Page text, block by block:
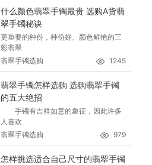
什么颜色翡翠手镯最贵 选购A货翡
翠手镯秘诀
更重要的种份，种份好、颜色鲜艳的三
彩翡翠
翡翠手镯选购
1245
翡翠手镯怎样选购 选购翡翠手镯
的五大绝招
手镯有吉祥如意的象征，因此许多
人喜欢
翡翠手镯选购
979
怎样挑选适合自己尺寸的翡翠手镯